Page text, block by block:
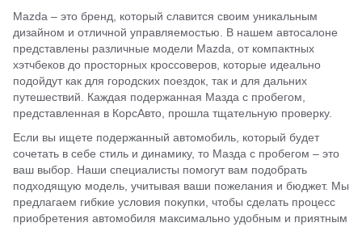
Mazda – это бренд, который славится своим уникальным
дизайном и отличной управляемостью. В нашем автосалоне
представлены различные модели Mazda, от компактных
хэтчбеков до просторных кроссоверов, которые идеально
подойдут как для городских поездок, так и для дальних
путешествий. Каждая подержанная Мазда с пробегом,
представленная в КорсАвто, прошла тщательную проверку.
Если вы ищете подержанный автомобиль, который будет
сочетать в себе стиль и динамику, то Мазда с пробегом – это
ваш выбор. Наши специалисты помогут вам подобрать
подходящую модель, учитывая ваши пожелания и бюджет. Мы
предлагаем гибкие условия покупки, чтобы сделать процесс
приобретения автомобиля максимально удобным и приятным